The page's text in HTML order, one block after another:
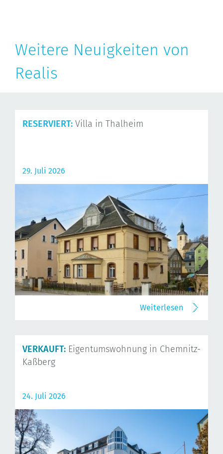
Weitere Neuigkeiten von
Realis
RESERVIERT: Villa in Thalheim
29. Juli 2026
Weiterlesen
VERKAUFT: Eigentumswohnung in Chemnitz-
Kaßberg
24. Juli 2026